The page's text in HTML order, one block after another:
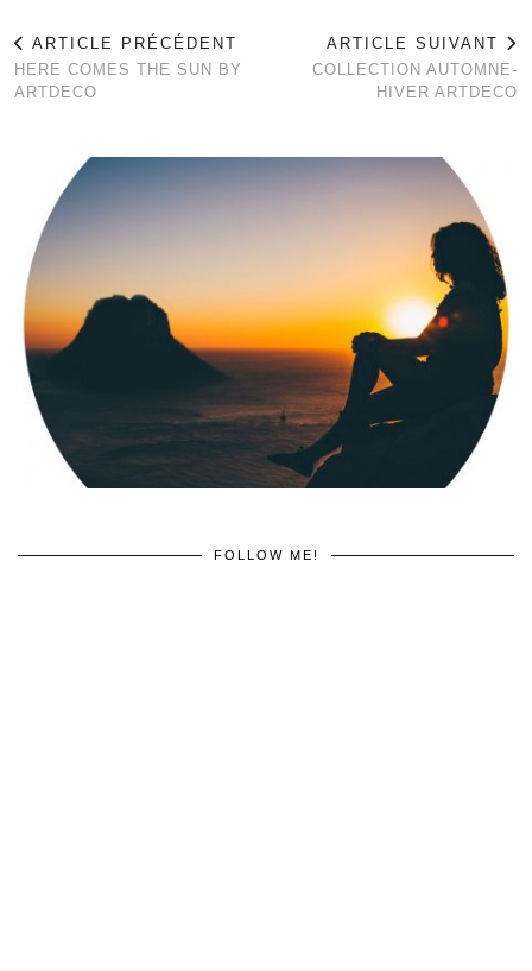
ARTICLE PRÉCÉDENT
HERE COMES THE SUN BY
ARTDECO
ARTICLE SUIVANT
COLLECTION AUTOMNE-
HIVER ARTDECO
FOLLOW ME!